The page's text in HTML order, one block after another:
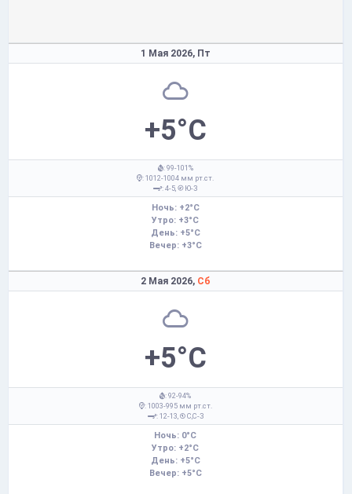
1 Мая 2026, Пт
+5°C
: 99-101%
: 1012-1004 мм рт.ст.
: 4-5,
Ю-З
Ночь: +2°C
Утро: +3°C
День: +5°C
Вечер: +3°C
2 Мая 2026, Сб
+5°C
: 92-94%
: 1003-995 мм рт.ст.
: 12-13,
С,С-З
Ночь: 0°C
Утро: +2°C
День: +5°C
Вечер: +5°C